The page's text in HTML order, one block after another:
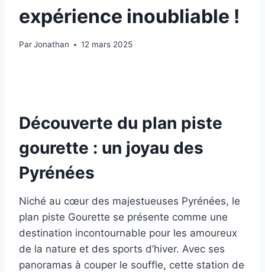
expérience inoubliable !
ParJonathan 12 mars 2025
Découverte du plan piste
gourette : un joyau des
Pyrénées
Niché au cœur des majestueuses Pyrénées, le
plan piste Gourette se présente comme une
destination incontournable pour les amoureux
de la nature et des sports d’hiver. Avec ses
panoramas à couper le souffle, cette station de